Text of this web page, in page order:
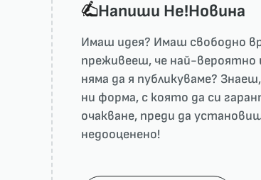
Напиши He!Новина
Имаш идея? Имаш свободно
преживееш, че най-вероятно
няма да я публикуваме?
ни форма, с която да си
очакване, преди да
недооценено!